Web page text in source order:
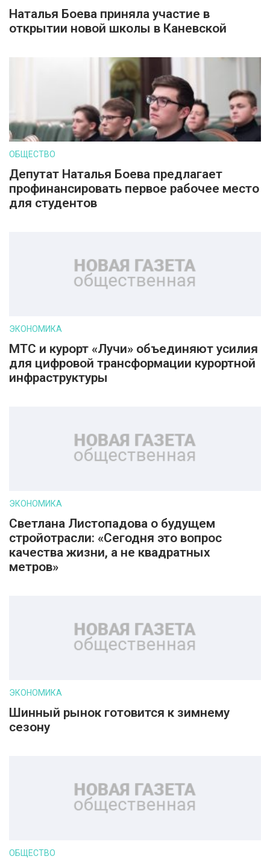
Наталья Боева приняла участие в
открытии новой школы в Каневской
ОБЩЕСТВО
Депутат Наталья Боева предлагает
профинансировать первое рабочее место
для студентов
ЭКОНОМИКА
МТС и курорт «Лучи» объединяют усилия
для цифровой трансформации курортной
инфраструктуры
ЭКОНОМИКА
Светлана Листопадова о будущем
стройотрасли: «Сегодня это вопрос
качества жизни, а не квадратных
метров»
ЭКОНОМИКА
Шинный рынок готовится к зимнему
сезону
ОБЩЕСТВО